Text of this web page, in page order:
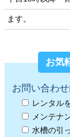
ます。
お気
お問い合わ
レンタル
メンテナ
水槽の引